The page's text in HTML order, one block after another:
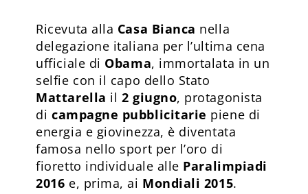
Ricevuta alla Casa Bianca nella
delegazione italiana per l’ultima cena
ufficiale di Obama, immortalata in un
selfie con il capo dello Stato
Mattarella il 2 giugno, protagonista
di campagne pubblicitarie piene di
energia e giovinezza, è diventata
famosa nello sport per l’oro di
fioretto individuale alle Paralimpiadi
2016 e, prima, ai Mondiali 2015.